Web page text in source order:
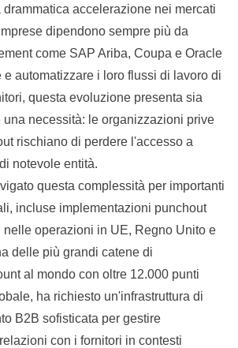
drammatica accelerazione nei mercati
dipendono sempre più da
come SAP Ariba, Coupa e Oracle
e automatizzare i loro flussi di lavoro di
questa evoluzione presenta sia
una necessità: le organizzazioni prive
rischiano di perdere l'accesso a
notevole entità.
questa complessità per importanti
incluse implementazioni punchout
nelle operazioni in UE, Regno Unito e
delle più grandi catene di
al mondo con oltre 12.000 punti
ha richiesto un'infrastruttura di
B2B sofisticata per gestire
con i fornitori in contesti